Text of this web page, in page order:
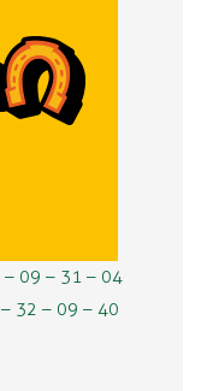
– 09 – 31 – 04
32 – 09 – 40